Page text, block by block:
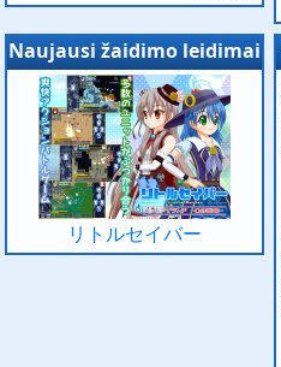
Naujausi žaidimo leidimai
リトルセイバー